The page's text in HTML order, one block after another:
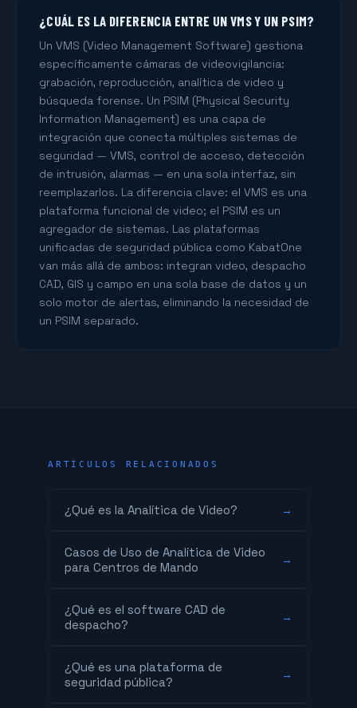
¿CUÁL ES LA DIFERENCIA ENTRE UN VMS Y UN PSIM?
Un VMS (Video Management Software) gestiona
específicamente cámaras de videovigilancia:
grabación, reproducción, analítica de video y
búsqueda forense. Un PSIM (Physical Security
Information Management) es una capa de
integración que conecta múltiples sistemas de
seguridad — VMS, control de acceso, detección
de intrusión, alarmas — en una sola interfaz, sin
reemplazarlos. La diferencia clave: el VMS es una
plataforma funcional de video; el PSIM es un
agregador de sistemas. Las plataformas
unificadas de seguridad pública como KabatOne
van más allá de ambos: integran video, despacho
CAD, GIS y campo en una sola base de datos y un
solo motor de alertas, eliminando la necesidad de
un PSIM separado.
ARTÍCULOS RELACIONADOS
¿Qué es la Analítica de Video? →
Casos de Uso de Analítica de Video
para Centros de Mando
→
¿Qué es el software CAD de
despacho?
→
¿Qué es una plataforma de
seguridad pública?
→